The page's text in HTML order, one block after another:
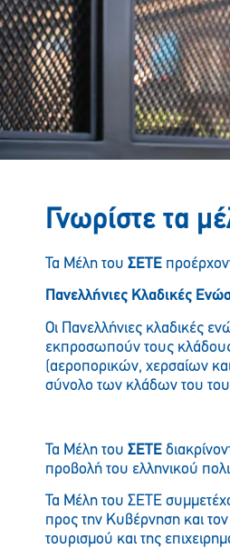
Γνωρίστε τα
Τα Μέλη του ΣΕΤΕ
Πανελλήνιες Κλαδικές
Οι Πανελλήνιες κλαδικές
εκπροσωπούν τους
(αεροπορικών, χερσαίων
σύνολο των κλάδων του
Τα Μέλη του ΣΕΤΕ
προβολή του ελληνικού
Τα Μέλη του ΣETE
προς την Κυβέρνηση και
τουρισμού και της